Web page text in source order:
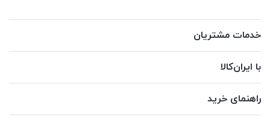
خدمات مشتریان
با ایران‌کالا
راهنمای خرید